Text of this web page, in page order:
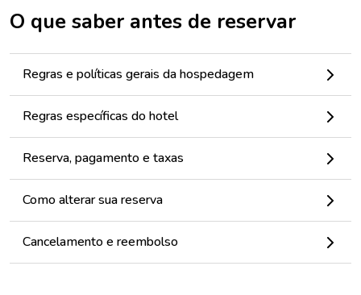
O que saber antes de reservar
Regras e políticas gerais da hospedagem
Regras específicas do hotel
Reserva, pagamento e taxas
Como alterar sua reserva
Cancelamento e reembolso